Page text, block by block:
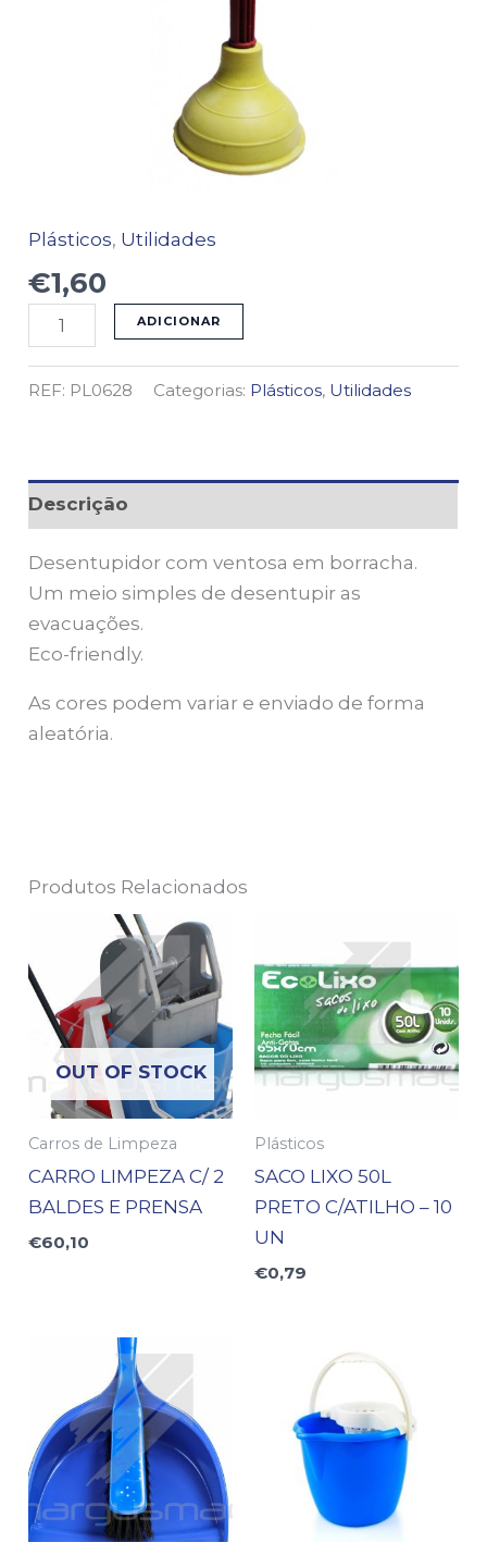
Plásticos, Utilidades
€1,60
ADICIONAR
REF: PL0628 Categorias: Plásticos, Utilidades
Descrição
Desentupidor com ventosa em borracha.
Um meio simples de desentupir as
evacuações.
Eco-friendly.
As cores podem variar e enviado de forma
aleatória.
Produtos Relacionados
OUT OF STOCK
Carros de Limpeza
CARRO LIMPEZA C/ 2
BALDES E PRENSA
€60,10
Plásticos
SACO LIXO 50L
PRETO C/ATILHO – 10
UN
€0,79